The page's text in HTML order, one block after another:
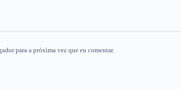
para a próxima vez que eu comentar.